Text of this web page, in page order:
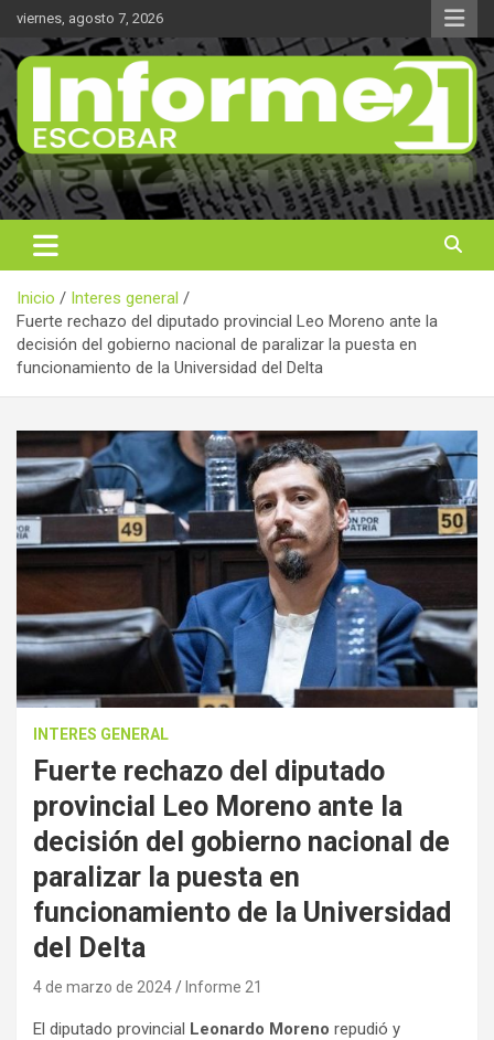
Saltar
contenido
viernes, agosto 7, 2026
Informe 21
Noticas reales
Inicio
Interes general
Fuerte rechazo del diputado provincial Leo Moreno ante la
decisión del gobierno nacional de paralizar la puesta en
funcionamiento de la Universidad del Delta
INTERES GENERAL
Fuerte rechazo del diputado
provincial Leo Moreno ante la
decisión del gobierno nacional de
paralizar la puesta en
funcionamiento de la Universidad
del Delta
4 de marzo de 2024 Informe 21
El diputado provincial Leonardo Moreno repudió y